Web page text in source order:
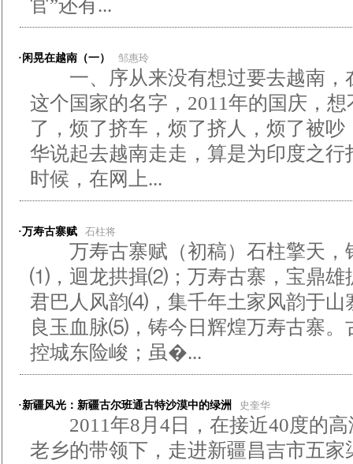
官”还有...
·闲晃在越南（一） 邹惠玲
一、序从来没有想过要去越南，
这个国家的名字，2011年的国庆，
了，烦了挤车，烦了挤人，烦了被
华说起去越南走走，算是为印度之
时候，在网上...
·万寿古寨赋 石柱将
万寿古寨赋（初稿）石柱擎天，
⑴，迴龙拱揖⑵；万寿古寨，宝鼎雄
君巴人风韵⑷，集千年土家风韵于山
良玉血脉⑸，铸今日辉煌万寿古寨。
控城东险峻；虽�...
·新疆风光：新疆古尔班通古特沙漠中的绿洲 史奎华
2011年8月4日，在接近40度的高
老乡的带领下，走进新疆昌吉市五